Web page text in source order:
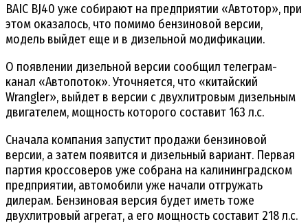
BAIC BJ40 уже собирают на предприятии «Автотор», при
этом оказалось, что помимо бензиновой версии,
модель выйдет еще и в дизельной модификации.
О появлении дизельной версии сообщил телеграм-
канал «Автопоток». Уточняется, что «китайский
Wrangler», выйдет в версии с двухлитровым дизельным
двигателем, мощность которого составит 163 л.с.
Сначала компания запустит продажи бензиновой
версии, а затем появится и дизельный вариант. Первая
партия кроссоверов уже собрана на калининградском
предприятии, автомобили уже начали отгружать
дилерам. Бензиновая версия будет иметь тоже
двухлитровый агрегат, а его мощность составит 218 л.с.